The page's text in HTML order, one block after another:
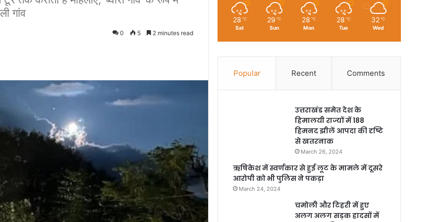
गांव
0 5 2 minutes read
28 ℃
Sat
29 ℃
Sun
28 ℃
Mon
28 ℃
Tue
32 ℃
Wed
Popular Recent Comments
उत्तराखंड समेत देश के
हिमालयी राज्यों में 188
हिमनद झीलें आपदा की दृष्टि
से खतरनाक
March 26, 2024
ऋषिकेश में स्वर्णकार से हुई लूट के मामले में दूसरे
आरोपी को भी पुलिस ने पकड़ा
March 24, 2024
चमोली और टिहरी में हुए
अलग अलग सड़क हादसों में